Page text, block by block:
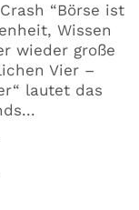
“Börse ist
Wissen
wieder große
Vier –
lautet das